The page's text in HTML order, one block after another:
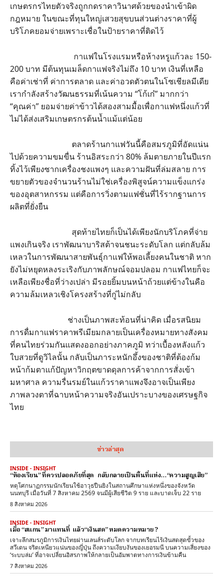
เกษตรกรไทยตัวจริงถูกกดราคาวินาศด้วยของนำเข้าผิด
กฎหมาย ในขณะที่ทุนใหญ่เสวยสุขบนส่วนต่างราคาที่ผู้
บริโภคยอมจ่ายเพราะเชื่อในป้ายราคาที่ติดไว้
กาแฟในโรงแรมหรือห้างหรูแก้วละ 150-
200 บาท มีต้นทุนเมล็ดกาแฟจริงไม่ถึง 10 บาท เงินที่เหลือ
คือค่าเช่าที่ ค่าการตลาด และค่าอวดตัวตนในโซเชียลมีเดีย
เรากำลังสร้างวัฒนธรรมที่เน้นความ “โก้เก๋” มากกว่า
“คุณค่า” ยอมจ่ายค่าข้าวได้สองสามมื้อเพื่อกาแฟหนึ่งแก้วที่
ไม่ได้ส่งเสริมเกษตรกรต้นน้ำแม้แต่น้อย
ตลาดร้านกาแฟวันนี้คือสมรภูมิที่อัดแน่น
ไปด้วยความขมขื่น ร้านอิสระกว่า 80% ล้มตายภายในปีแรก
ทิ้งไว้เพียงซากเครื่องชงแพงๆ และความฝันที่ล่มสลาย การ
ขยายตัวของจำนวนร้านไม่ใช่เครื่องพิสูจน์ความแข็งแกร่ง
ของอุตสาหกรรม แต่คือการวิ่งตามแฟชั่นที่ไร้รากฐานการ
ผลิตที่ยั่งยืน
สุดท้ายไทยก็เป็นได้เพียงนักบริโภคที่จ่าย
แพงเกินจริง เราพัฒนาบาริสต้าจนชนะระดับโลก แต่กลับล้ม
เหลวในการพัฒนาสายพันธุ์กาแฟให้พอเลี้ยงคนในชาติ หาก
ยังไม่หยุดหลงระเริงกับภาพลักษณ์จอมปลอม กาแฟไทยก็จะ
เหลือเพียงชื่อที่ว่างเปล่า มีรอยยิ้มบนหน้าถ้วยแต่ข้างในคือ
ความล้มเหลวเชิงโครงสร้างที่กู่ไม่กลับ
ช่างเป็นภาพสะท้อนที่น่าคิด เมื่อรสนิยม
การดื่มกาแฟราคาพรีเมียมกลายเป็นเครื่องหมายทางสังคม
ที่คนไทยร่วมกันแสดงออกอย่างภาคภูมิ ทว่าเบื้องหลังแก้ว
ใบสวยที่ดูวิไลนั้น กลับเป็นภาระหนักอึ้งของชาติที่ต้องก้ม
หน้าก้มตาแก้ปัญหาวิกฤตขาดดุลการค้าจากการสั่งเข้า
มหาศาล ความรื่นรมย์ในแก้วราคาแพงจึงอาจเป็นเพียง
ภาพลวงตาที่ฉาบหน้าความจริงอันเปราะบางของเศรษฐกิจ
ไทย
ข่าวล่าสุด
INSIDE - INSIGHT
“ห้องเรียน” ที่ควรปลอดภัยที่สุด กลับกลายเป็นพื้นที่แห่ง…“ความสูญเสีย”
หตุโศกนาฏกรรมนักเรียนใช้อาวุธปืนยิงในสถานศึกษาแห่งหนึ่งของจังหวัด
นนทบุรี เมื่อวันที่ 7 สิงหาคม 2569 จนมีผู้เสียชีวิต 9 ราย และบาดเจ็บ 22 ราย
8 สิงหาคม 2026
INSIDE - INSIGHT
เมื่อ “สแกน” มาแทนที่ แล้ว“เงินสด” หมดความหมาย ?
เจาะลึกสมรภูมิการเงินไทยผ่านเลนส์ระดับโลก จากบทเรียนไร้เงินสดสุดขั้วของ
สวีเดน จริตเหนียวแน่นของญี่ปุ่น ถึงความเงียบงันของเยอรมนี บนความเสี่ยงของ
‘ระบบล่ม’ ที่อาจเปลี่ยนอิสรภาพให้กลายเป็นอัมพาตทางการเงินข้ามคืน
7 สิงหาคม 2026